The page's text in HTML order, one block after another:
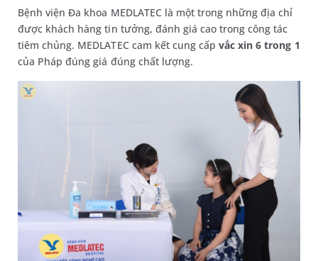
Bệnh viện Đa khoa MEDLATEC là một trong những địa chỉ
được khách hàng tin tưởng, đánh giá cao trong công tác
tiêm chủng. MEDLATEC cam kết cung cấpvắc xin 6 trong 1
của Pháp đúng giá đúng chất lượng.